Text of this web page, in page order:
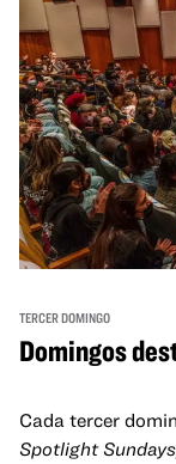
TERCER DOMINGO
Domingos
Cada tercer
Spotlight Sundays,